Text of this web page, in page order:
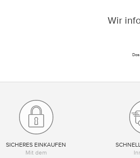
Wir
SICHERES EINKAUFEN
Mit dem